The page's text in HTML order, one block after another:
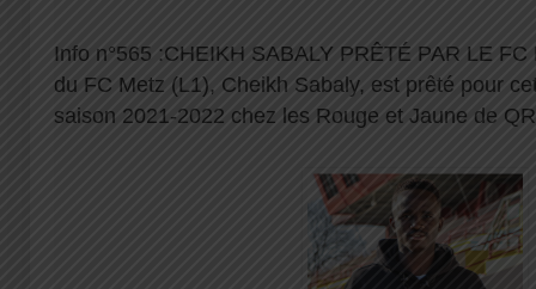
Info n°565 :CHEIKH SABALY PRÊTÉ PAR LE FC
du FC Metz (L1), Cheikh Sabaly, est prêté pour
saison 2021-2022 chez les Rouge et Jaune de